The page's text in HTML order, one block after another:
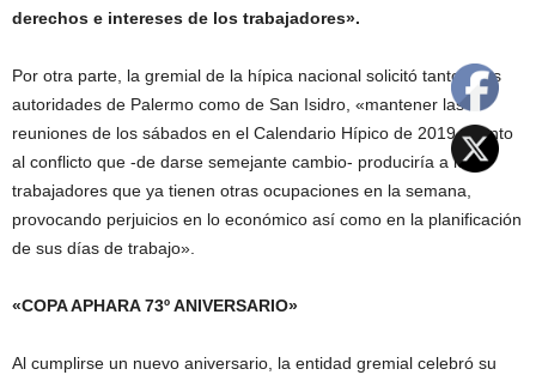
derechos e intereses de los trabajadores».
Por otra parte, la gremial de la hípica nacional solicitó tanto a las
autoridades de Palermo como de San Isidro, «mantener las
reuniones de los sábados en el Calendario Hípico de 2019, atento
al conflicto que -de darse semejante cambio- produciría a los
trabajadores que ya tienen otras ocupaciones en la semana,
provocando perjuicios en lo económico así como en la planificación
de sus días de trabajo».
«COPA APHARA 73º ANIVERSARIO»
Al cumplirse un nuevo aniversario, la entidad gremial celebró su